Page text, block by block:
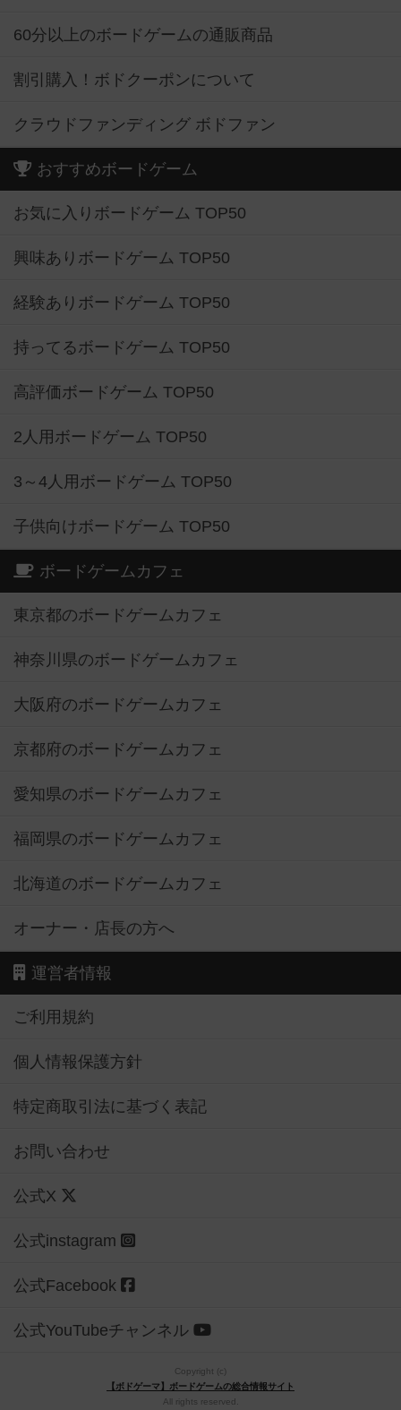
60分以上のボードゲームの通販商品
割引購入！ボドクーポンについて
クラウドファンディング ボドファン
おすすめボードゲーム
お気に入りボードゲーム TOP50
興味ありボードゲーム TOP50
経験ありボードゲーム TOP50
持ってるボードゲーム TOP50
高評価ボードゲーム TOP50
2人用ボードゲーム TOP50
3～4人用ボードゲーム TOP50
子供向けボードゲーム TOP50
ボードゲームカフェ
東京都のボードゲームカフェ
神奈川県のボードゲームカフェ
大阪府のボードゲームカフェ
京都府のボードゲームカフェ
愛知県のボードゲームカフェ
福岡県のボードゲームカフェ
北海道のボードゲームカフェ
オーナー・店長の方へ
運営者情報
ご利用規約
個人情報保護方針
特定商取引法に基づく表記
お問い合わせ
公式X
公式instagram
公式Facebook
公式YouTubeチャンネル
Copyright (c)
【ボドゲーマ】ボードゲームの総合情報サイト
All rights reserved.